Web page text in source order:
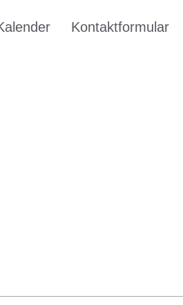
Kontaktformular